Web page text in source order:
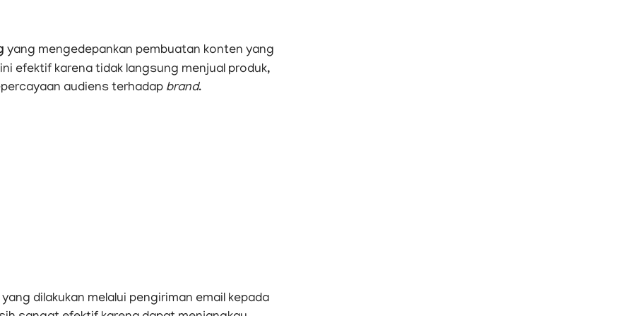
yang mengedepankan pembuatan konten yang
efektif karena tidak langsung menjual produk,
audiens terhadap brand.
dilakukan melalui pengiriman email kepada